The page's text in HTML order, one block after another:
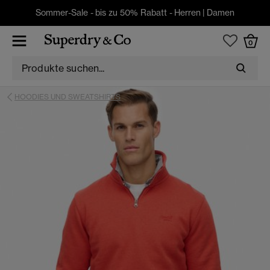
Sommer-Sale - bis zu 50% Rabatt - Herren | Damen
0
HOODIES UND SWEATSHIRTS